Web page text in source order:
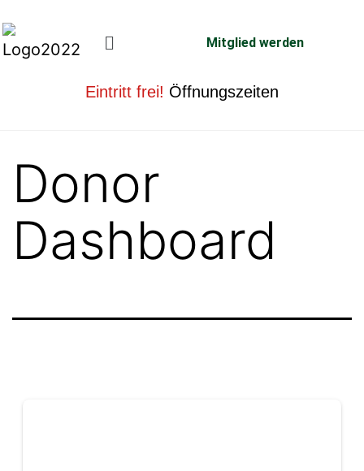
Mitglied werden
Eintritt frei! Öffnungszeiten
Donor
Dashboard